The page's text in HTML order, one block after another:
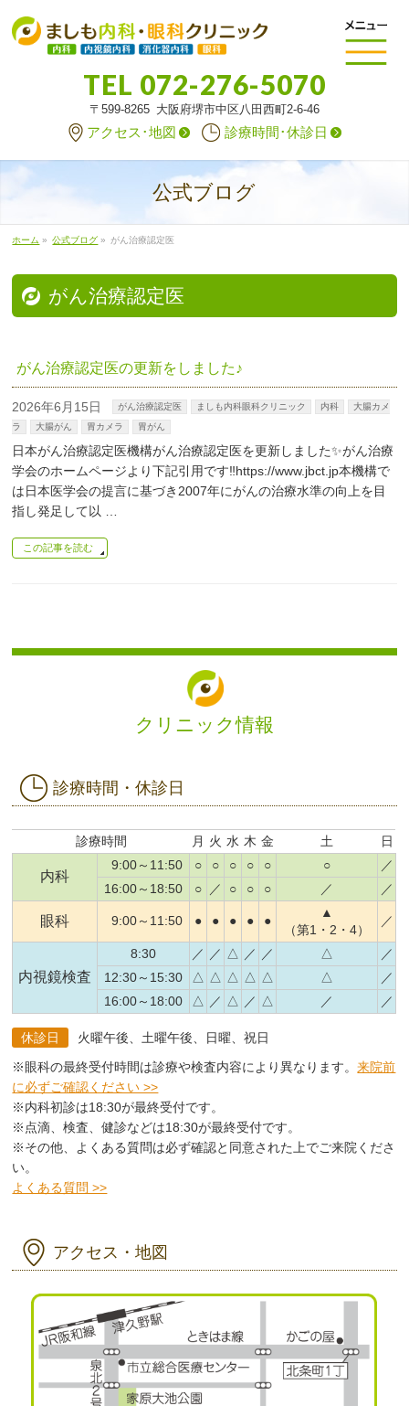
TEL 072-276-5070
〒599-8265 大阪府堺市中区八田西町2-6-46
アクセス･地図 診療時間･休診日
公式ブログ
ホーム » 公式ブログ » がん治療認定医
がん治療認定医
がん治療認定医の更新をしました♪
2026年6月15日 がん治療認定医 ましも内科眼科クリニック 内科
大腸カメ
ラ
大腸がん 胃カメラ 胃がん
日本がん治療認定医機構がん治療認定医を更新しました✨がん治療
学会のホームページより下記引用です‼️https://www.jbct.jp本機構で
は日本医学会の提言に基づき2007年にがんの治療水準の向上を目
指し発足して以 …
この記事を読む
クリニック情報
診療時間・休診日
診療時間 月 火 水 木 金 土 日
内科
9:00～11:50 ○ ○ ○ ○ ○ ○
／
16:00～18:50
○ ／ ○ ○ ○ ／ ／
眼科 9:00～11:50 ● ● ● ● ●
▲
（第1・2・4）
／
内視鏡検査
8:30 ／ ／ △ ／ ／ △
／
12:30～15:30
△ △ △ △ △ △
／
16:00～18:00
△ ／ △ ／ △ ／ ／
休診日
火曜午後、土曜午後、日曜、祝日
※眼科の最終受付時間は診療や検査内容により異なります。来院前
に必ずご確認ください >>
※内科初診は18:30が最終受付です。
※点滴、検査、健診などは18:30が最終受付です。
※その他、よくある質問は必ず確認と同意された上でご来院くださ
い。
よくある質問 >>
アクセス・地図